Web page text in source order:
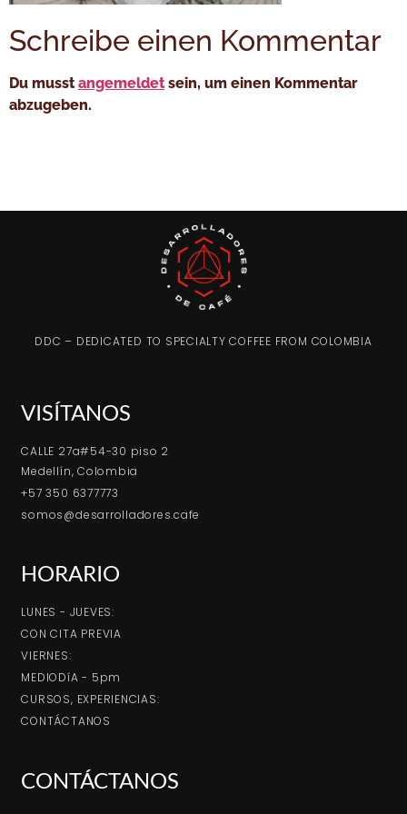
Schreibe einen Kommentar
Du musstangemeldetsein, um einen Kommentar
abzugeben.
DDC – DEDICATED TO SPECIALTY COFFEE FROM COLOMBIA
VISÍTANOS
CALLE 27a#54-30 piso 2
Medellín, Colombia
+57 350 6377773
somos@desarrolladores.cafe
HORARIO
LUNES - JUEVES:
CON CITA PREVIA
VIERNES:
MEDIODíA - 5pm
CURSOS, EXPERIENCIAS:
CONTÁCTANOS
CONTÁCTANOS